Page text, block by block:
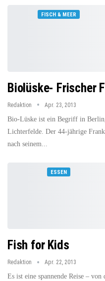
FISCH & MEER
Biolüske- Frischer
Redaktion Apr. 23, 2013
Bio-Lüske ist ein Begriff in
Lichterfelde. Der 44-jährige
nach seinem...
ESSEN
Fish for Kids
Redaktion Apr. 22, 2013
Es ist eine spannende Reise –